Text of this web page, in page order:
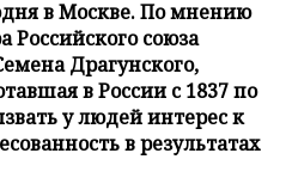
в Москве. По мнению
Российского союза
Драгунского,
в России с 1837 по
у людей интерес к
в результатах